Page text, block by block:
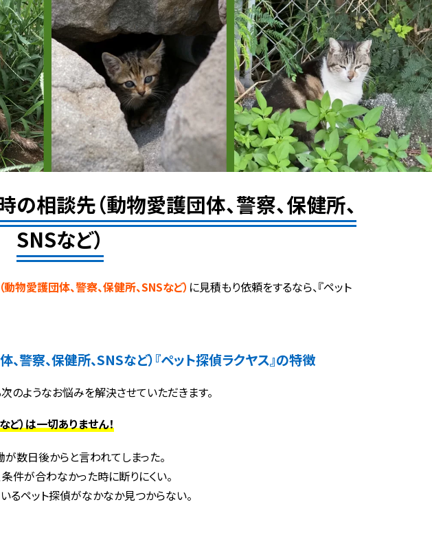
相談先（動物愛護団体、警察、保健所、
SNSなど）
物愛護団体、警察、保健所、SNSなど） に見積もり依頼をするなら、『ペット
警察、保健所、SNSなど）『ペット探偵ラクヤス』の特徴
のようなお悩みを解決させていただきます。
）は一切ありません！
数日後からと言われてしまった。
件が合わなかった時に断りにくい。
るペット探偵がなかなか見つからない。